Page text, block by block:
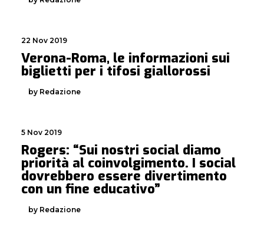
22 Nov 2019
Verona-Roma, le informazioni sui
biglietti per i tifosi giallorossi
by Redazione
5 Nov 2019
Rogers: “Sui nostri social diamo
priorità al coinvolgimento. I social
dovrebbero essere divertimento
con un fine educativo”
by Redazione